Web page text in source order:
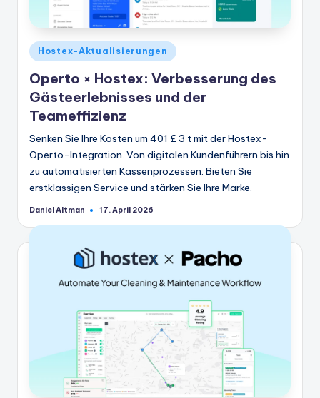
Veröffentlicht
in
Hostex-Aktualisierungen
Operto × Hostex: Verbesserung des
Gästeerlebnisses und der
Teameffizienz
Senken Sie Ihre Kosten um 401 £ 3 t mit der Hostex-
Operto-Integration. Von digitalen Kundenführern bis hin
zu automatisierten Kassenprozessen: Bieten Sie
erstklassigen Service und stärken Sie Ihre Marke.
Geschrieben
Daniel Altman 17. April 2026